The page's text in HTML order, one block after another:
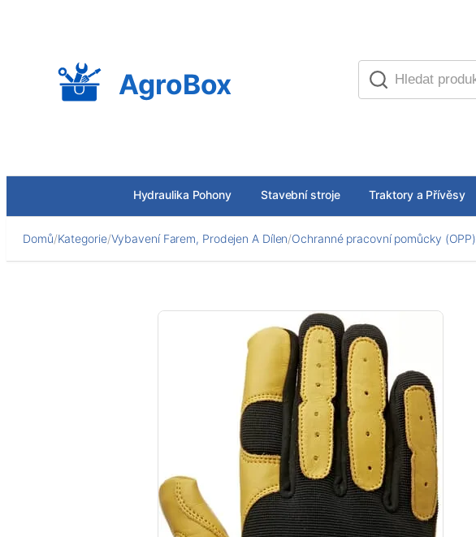
AgroBox
Hydraulika Pohony Stavební stroje Traktory a Přívěsy
Domů/Kategorie/Vybavení Farem, Prodejen A Dílen/Ochranné pracovní pomůcky (OPP)